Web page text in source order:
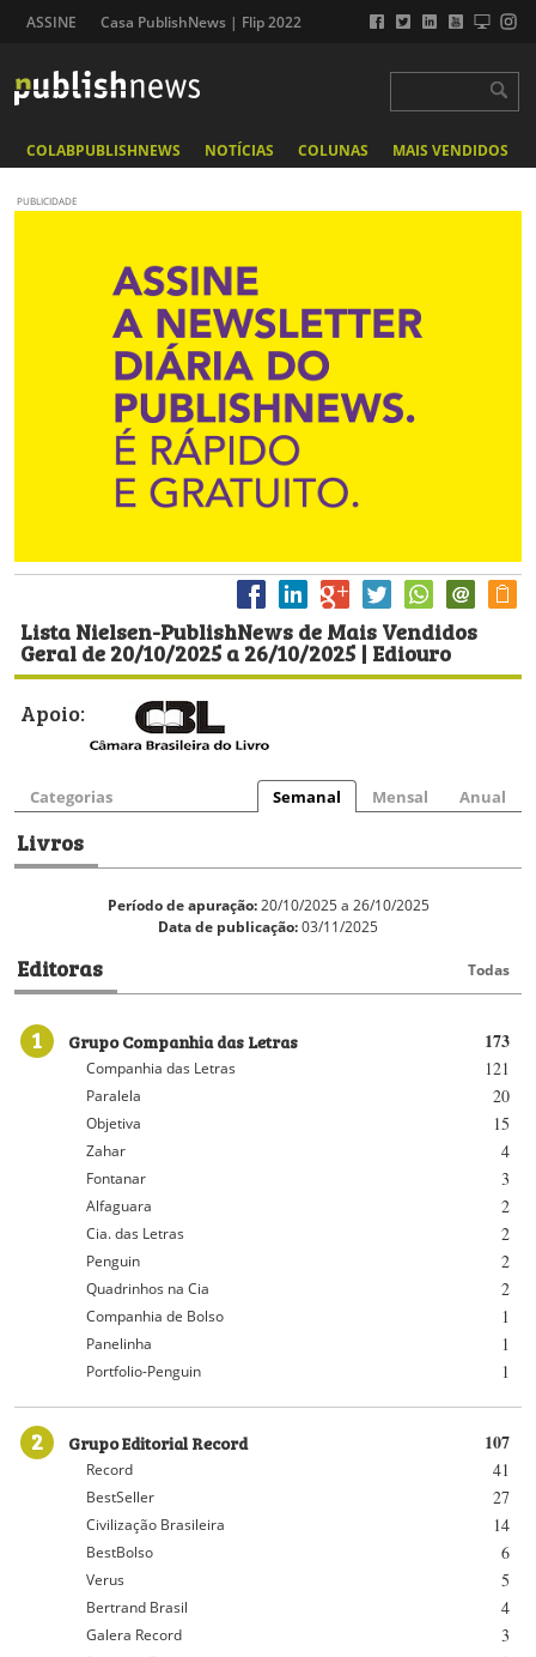
ASSINE Casa PublishNews | Flip 2022
COLABPUBLISHNEWS NOTÍCIAS COLUNAS MAIS VENDIDOS
PUBLICIDADE
Lista Nielsen-PublishNews de Mais Vendidos
Geral de 20/10/2025 a 26/10/2025 | Ediouro
Apoio:
Categorias Semanal Mensal Anual
Livros
Período de apuração:20/10/2025 a 26/10/2025
Data de publicação:03/11/2025
Editoras Todas
1 173
Grupo Companhia das Letras
121
Companhia das Letras
20
Paralela
15
Objetiva
4
Zahar
3
Fontanar
2
Alfaguara
2
Cia. das Letras
2
Penguin
2
Quadrinhos na Cia
1
Companhia de Bolso
1
Panelinha
1
Portfolio-Penguin
2 107
Grupo Editorial Record
41
Record
27
BestSeller
14
Civilização Brasileira
6
BestBolso
5
Verus
4
Bertrand Brasil
3
Galera Record